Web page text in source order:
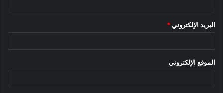
البريد الإلكتروني *
الموقع الإلكتروني